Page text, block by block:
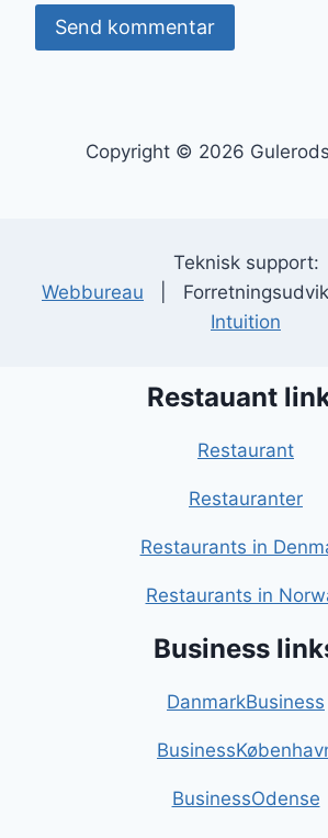
Copyright © 2026
Teknisk support:
Webbureau |
Intuition
Restauant
Restaurant
Restauranter
Restaurants in
Restaurants in
Business
DanmarkBusiness
BusinessOdense